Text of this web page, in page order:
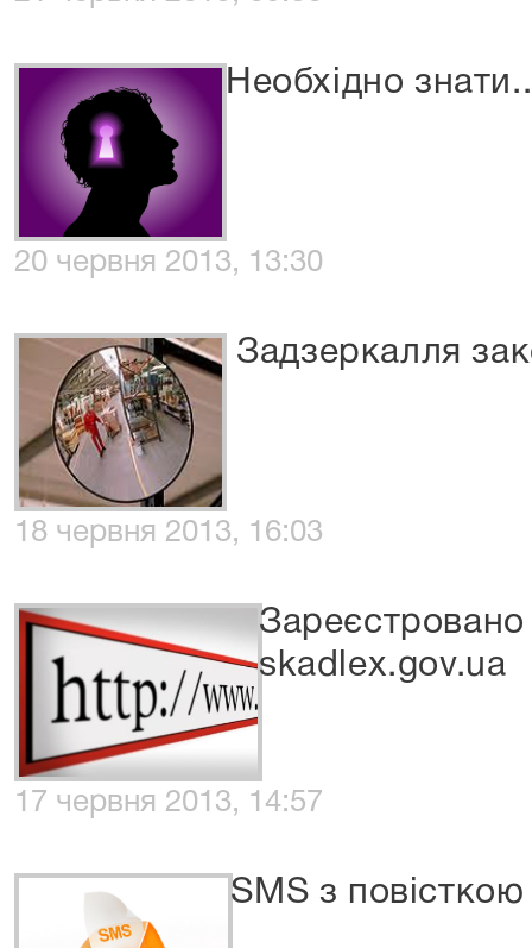
Необхідно
20 червня 2013, 13:30
Задзеркалля
18 червня 2013, 16:03
skadlex.gov.ua
17 червня 2013, 14:57
SMS з повісткою